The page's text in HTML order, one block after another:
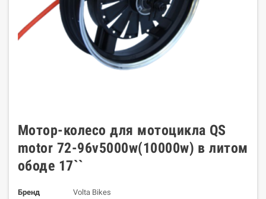
Мотор-колесо для мотоцикла QS
motor 72-96v5000w(10000w) в литом
ободе 17``
Бренд
Volta Bikes